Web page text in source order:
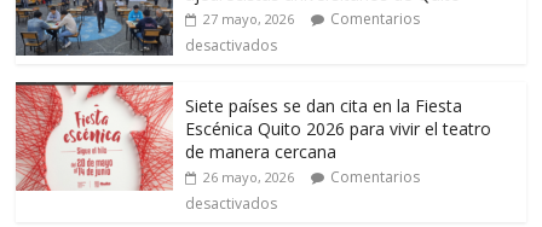
27 mayo, 2026
Comentarios
desactivados
Siete países se dan cita en la Fiesta
Escénica Quito 2026 para vivir el teatro
de manera cercana
26 mayo, 2026
Comentarios
desactivados